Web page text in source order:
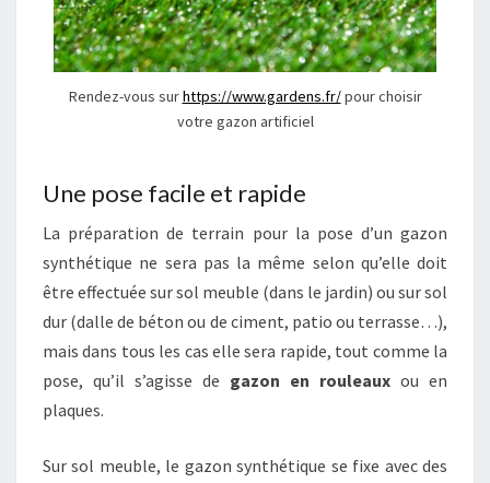
Rendez-vous surhttps://www.gardens.fr/pour choisir
votre gazon artificiel
Une pose facile et rapide
La préparation de terrain pour la pose d’un gazon
synthétique ne sera pas la même selon qu’elle doit
être effectuée sur sol meuble (dans le jardin) ou sur sol
dur (dalle de béton ou de ciment, patio ou terrasse…),
mais dans tous les cas elle sera rapide, tout comme la
pose, qu’il s’agisse de gazon en rouleaux ou en
plaques.
Sur sol meuble, le gazon synthétique se fixe avec des